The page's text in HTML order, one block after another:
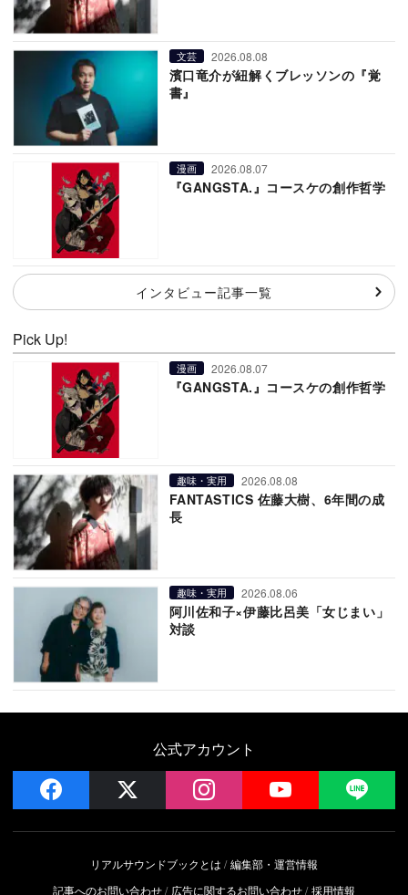
文芸 2026.08.08
濱口竜介が紐解くブレッソンの『覚
書』
漫画 2026.08.07
『GANGSTA.』コースケの創作哲学
インタビュー記事一覧
Pick Up!
漫画 2026.08.07
『GANGSTA.』コースケの創作哲学
趣味・実用 2026.08.08
FANTASTICS 佐藤大樹、6年間の成
長
趣味・実用 2026.08.06
阿川佐和子×伊藤比呂美「女じまい」
対談
公式アカウント
facebook instagram YouTube
リアルサウンドブックとは
編集部・運営情報
記事へのお問い合わせ
広告に関するお問い合わせ 採用情報